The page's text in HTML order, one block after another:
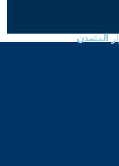
المتمدن